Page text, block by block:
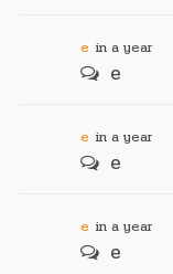
e in a year
e
e in a year
e
e in a year
e